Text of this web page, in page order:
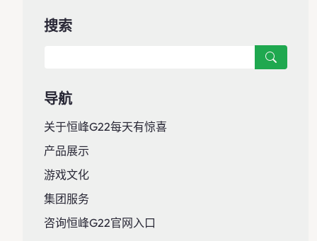
搜索
导航
关于恒峰g22每天有惊喜
产品展示
游戏文化
集团服务
咨询恒峰g22官网入口